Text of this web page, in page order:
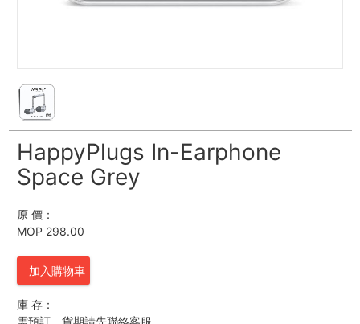
HappyPlugs In-Earphone
Space Grey
原 價：
MOP 298.00
加入購物車
庫 存：
需預訂，貨期請先聯絡客服